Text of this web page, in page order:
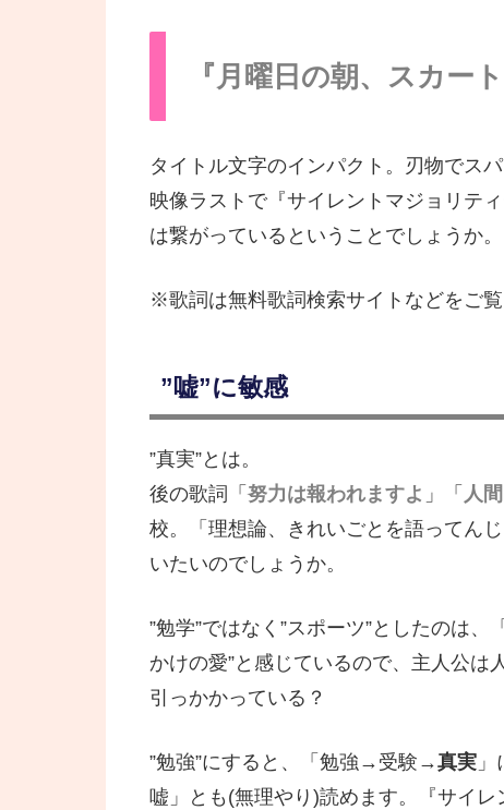
『月曜日の朝、スカー
タイトル文字のインパクト。刃物でス
映像ラストで『サイレントマジョリテ
は繋がっているということでしょうか。
※歌詞は無料歌詞検索サイトなどをご覧
”嘘”に敏感
”真実”とは。
後の歌詞「 努力は報われますよ 」「 人
校。「理想論、きれいごとを語ってん
いたいのでしょうか。
”勉学”ではなく”スポーツ”としたのは
かけの愛”と感じているので、主人公は
引っかかっている？
”勉強”にすると、「勉強→受験→真実
嘘」とも(無理やり)読めます。『サイレ